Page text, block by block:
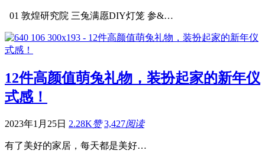
01 敦煌研究院 三兔满愿DIY灯笼 参&…
12件高颜值萌兔礼物，装扮起家的新年仪
式感！
2023年1月25日 2.28K赞 3,427阅读
有了美好的家居，每天都是美好…